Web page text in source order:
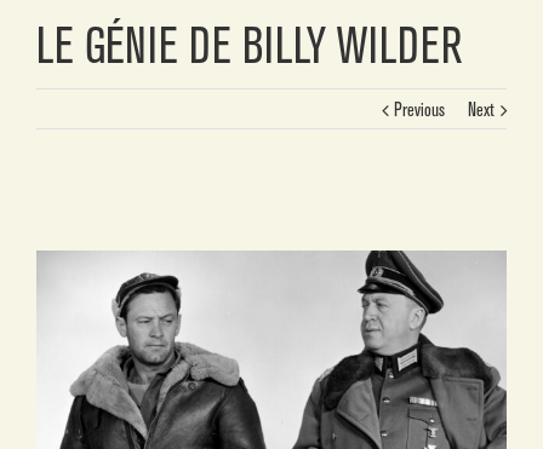
LE GÉNIE DE BILLY WILDER
Previous Next